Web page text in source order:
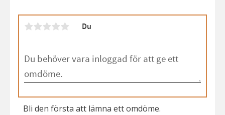
Du
Bli den första att lämna ett omdöme.